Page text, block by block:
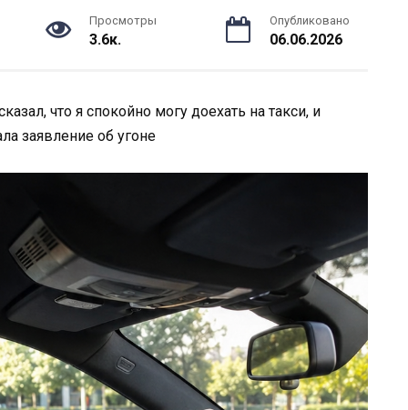
Просмотры
3.6к.
Опубликовано
06.06.2026
что я спокойно могу доехать на такси, и
заявление об угоне